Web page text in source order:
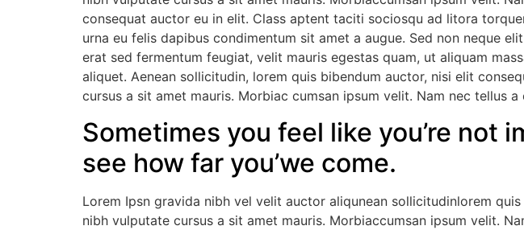
consequat auctor eu in elit. Class aptent taciti sociosqu ad litora
urna eu felis dapibus condimentum sit amet a augue. Sed non neque
erat sed fermentum feugiat, velit mauris egestas quam, ut aliquam
aliquet. Aenean sollicitudin, lorem quis bibendum auctor, nisi elit
cursus a sit amet mauris. Morbiac cumsan ipsum velit. Nam nec tellus
Sometimes you feel like you’re not
see how far you’we come.
Lorem Ipsn gravida nibh vel velit auctor aliqunean sollicitudinlorem
nibh vulputate cursus a sit amet mauris. Morbiaccumsan ipsum velit.